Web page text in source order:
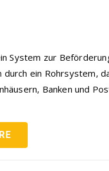
System zur
durch ein Rohrsystem,
Banken und